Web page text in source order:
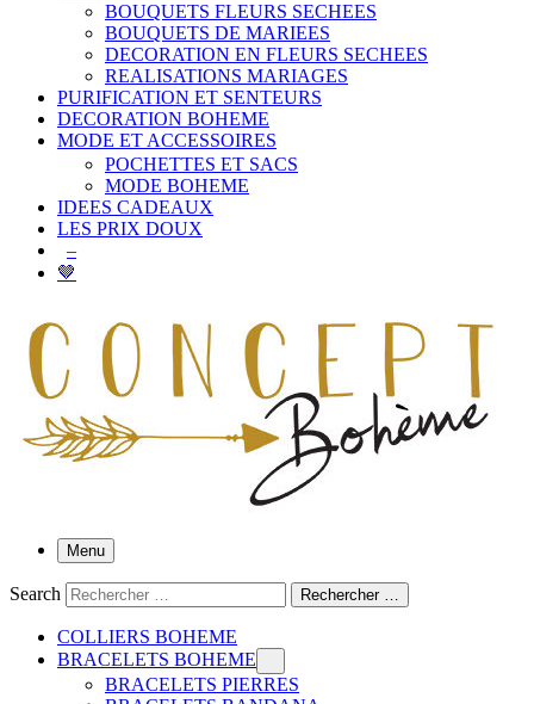
BOUQUETS FLEURS SECHEES
BOUQUETS DE MARIEES
DECORATION EN FLEURS SECHEES
REALISATIONS MARIAGES
PURIFICATION ET SENTEURS
DECORATION BOHEME
MODE ET ACCESSOIRES
POCHETTES ET SACS
MODE BOHEME
IDEES CADEAUX
LES PRIX DOUX
–
🤎
Menu
Search Rechercher …
COLLIERS BOHEME
BRACELETS BOHEME
BRACELETS PIERRES